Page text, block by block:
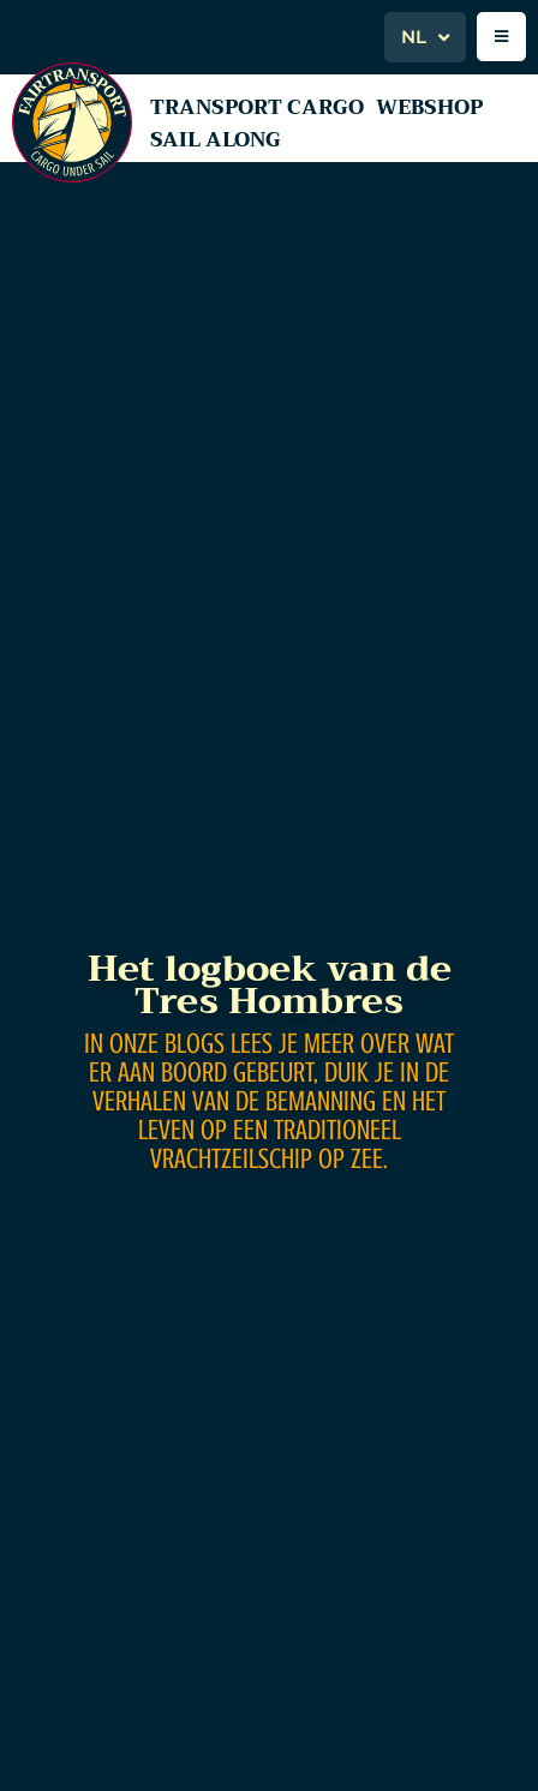
NL
TRANSPORT CARGO WEBSHOP
SAIL ALONG
Het logboek van de
Tres Hombres
IN ONZE BLOGS LEES JE MEER OVER WAT
ER AAN BOORD GEBEURT, DUIK JE IN DE
VERHALEN VAN DE BEMANNING EN HET
LEVEN OP EEN TRADITIONEEL
VRACHTZEILSCHIP OP ZEE.